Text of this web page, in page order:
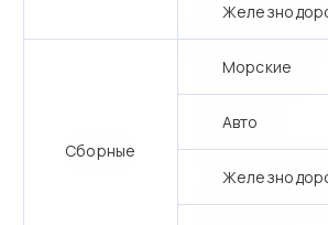
Сборные
Морские
Авто